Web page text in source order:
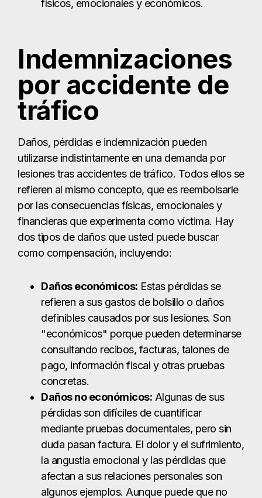
lesiones tras accidentes de tráfico. Todos ellos se
refieren al mismo concepto, que es reembolsarle
por las consecuencias físicas, emocionales y
financieras que experimenta como víctima. Hay
dos tipos de daños que usted puede buscar
Daños económicos:Estas pérdidas se
refieren a sus gastos de bolsillo o daños
definibles causados por sus lesiones. Son
"económicos" porque pueden determinarse
consultando recibos, facturas, talones de
pago, información fiscal y otras pruebas
concretas.
pérdidas son difíciles de cuantificar
mediante pruebas documentales, pero sin
duda pasan factura. El dolor y el sufrimiento,
la angustia emocional y las pérdidas que
afectan a sus relaciones personales son
algunos ejemplos. Aunque puede que no
tenga papeles, un abogado experto en
accidentes de coche tiene acceso a
recursos y herramientas que sirven como
prueba sólida de sus daños no económicos.